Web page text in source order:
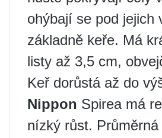
ohýbají se pod jejich
základně keře. Má
listy až 3,5 cm,
Keř dorůstá až do
Nippon Spirea má
nízký růst.